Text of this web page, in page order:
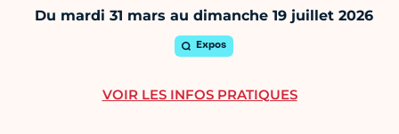
Du mardi 31 mars au dimanche 19 juillet 2026
Expos
VOIR LES INFOS PRATIQUES